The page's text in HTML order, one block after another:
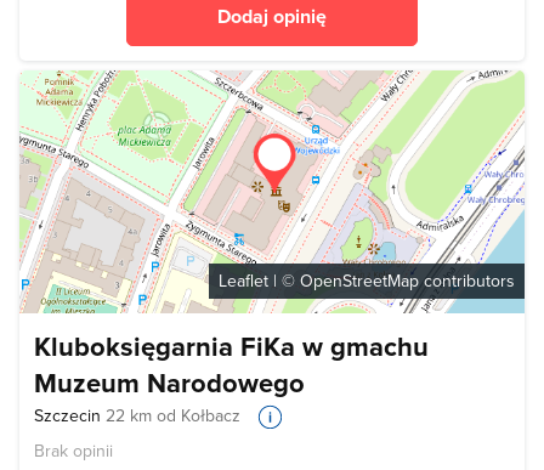
Dodaj opinię
Leaflet | © OpenStreetMap contributors
Kluboksięgarnia FiKa w gmachu
Muzeum Narodowego
Szczecin 22 km od Kołbacz
Brak opinii